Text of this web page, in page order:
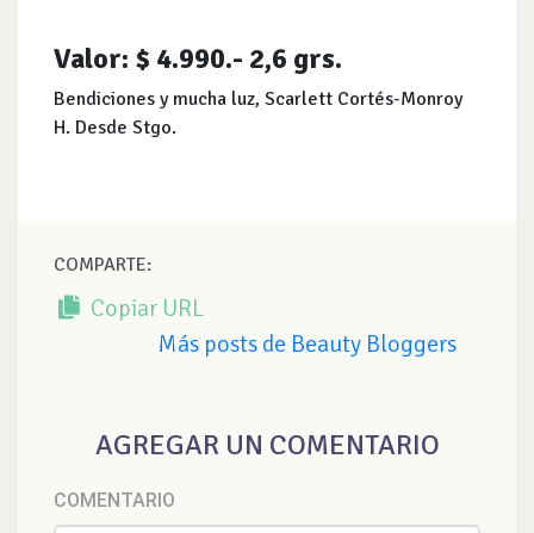
Valor: $ 4.990.- 2,6 grs.
Bendiciones y mucha luz, Scarlett Cortés-Monroy
H. Desde Stgo.
COMPARTE:
Copiar URL
Más posts de Beauty Bloggers
AGREGAR UN COMENTARIO
COMENTARIO